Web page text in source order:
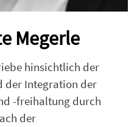
Megerle
hinsichtlich der
der Integration der
-freihaltung durch
der